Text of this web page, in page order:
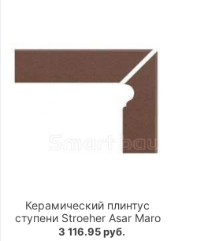
Керамический плинтус
ступени Stroeher Asar Maro
3 116.95 руб.